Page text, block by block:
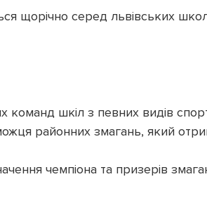
щорічно серед львівських
команд шкіл з певних видів
районних змагань, який
чемпіона та призерів